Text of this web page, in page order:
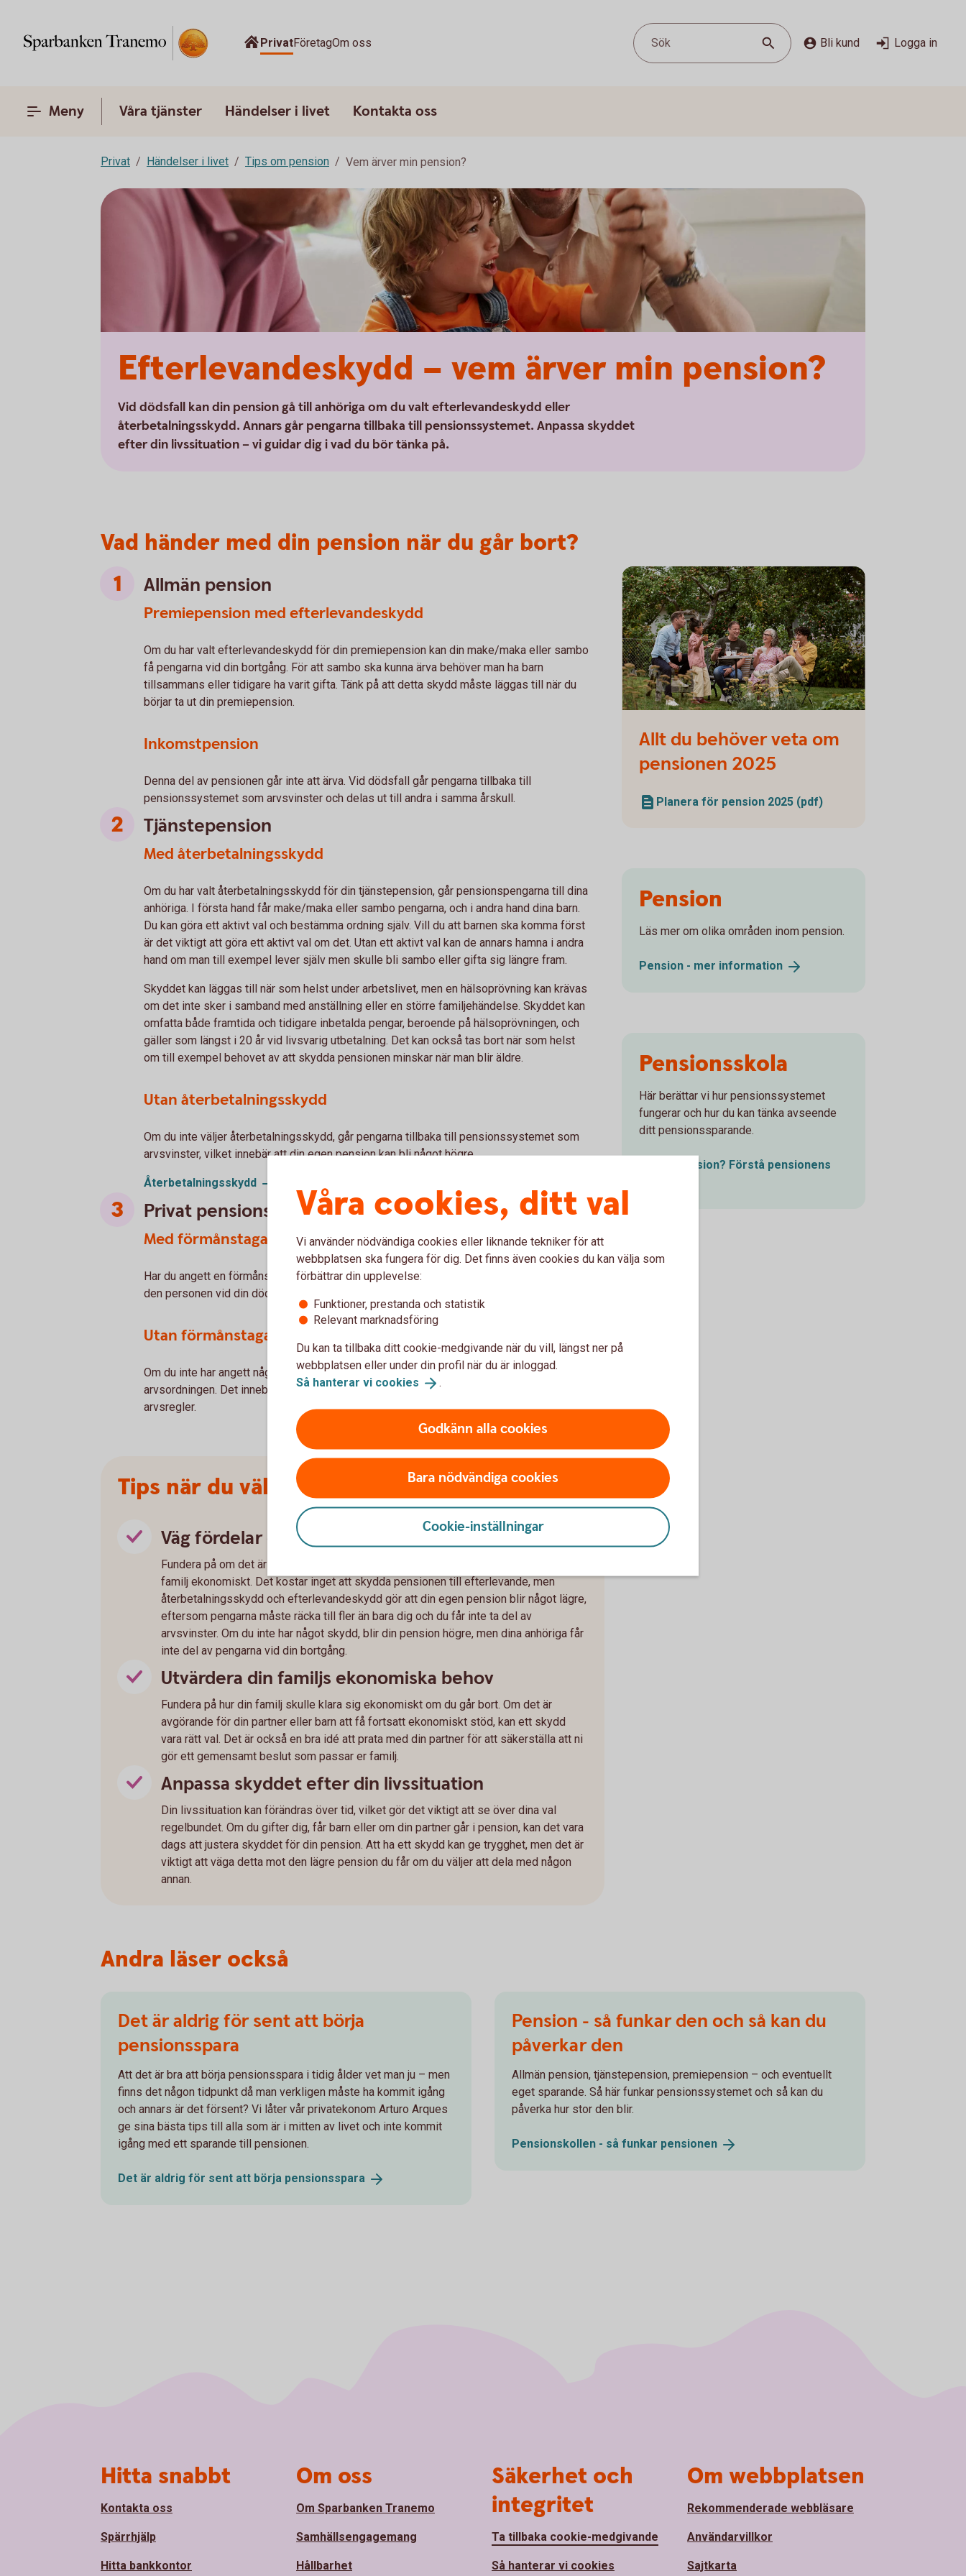
PrivatFöretagOm oss Sök Bli kund Logga in
Meny Våra tjänster Händelser i livet Kontakta oss
Privat Händelser i livet Tips om pension Vem ärver min pension?
Efterlevandeskydd – vem ärver min pension?
Vid dödsfall kan din pension gå till anhöriga om du valt efterlevandeskydd eller
återbetalningsskydd. Annars går pengarna tillbaka till pensionssystemet. Anpassa skyddet
efter din livssituation – vi guidar dig i vad du bör tänka på.
Vad händer med din pension när du går bort?
Allmän pension
Premiepension med efterlevandeskydd
Om du har valt efterlevandeskydd för din premiepension kan din make/maka eller sambo
få pengarna vid din bortgång. För att sambo ska kunna ärva behöver man ha barn
tillsammans eller tidigare ha varit gifta. Tänk på att detta skydd måste läggas till när du
börjar ta ut din premiepension.
Inkomstpension
Denna del av pensionen går inte att ärva. Vid dödsfall går pengarna tillbaka till
pensionssystemet som arvsvinster och delas ut till andra i samma årskull.
Tjänstepension
Med återbetalningsskydd
Om du har valt återbetalningsskydd för din tjänstepension, går pensionspengarna till dina
anhöriga. I första hand får make/maka eller sambo pengarna, och i andra hand dina barn.
Du kan göra ett aktivt val och bestämma ordning själv. Vill du att barnen ska komma först
är det viktigt att göra ett aktivt val om det. Utan ett aktivt val kan de annars hamna i andra
hand om man till exempel lever själv men skulle bli sambo eller gifta sig längre fram.
Skyddet kan läggas till när som helst under arbetslivet, men en hälsoprövning kan krävas
om det inte sker i samband med anställning eller en större familjehändelse. Skyddet kan
omfatta både framtida och tidigare inbetalda pengar, beroende på hälsoprövningen, och
gäller som längst i 20 år vid livsvarig utbetalning. Det kan också tas bort när som helst
om till exempel behovet av att skydda pensionen minskar när man blir äldre.
Utan återbetalningsskydd
Om du inte väljer återbetalningsskydd, går pengarna tillbaka till pensionssystemet som
arvsvinster, vilket innebär att din egen pension kan bli något högre.
Återbetalningsskydd
Privat pensionssparande
Med förmånstagare
Har du angett en förmånstagare i ditt privata pensionssparande går pengarna direkt till
den personen vid din död. Detta ger dig full kontroll över vem som får pengarna.
Utan förmånstagare
Om du inte har angett någon förmånstagare, fördelas pengarna enligt den vanliga
arvsordningen. Det innebär att dina anhöriga får pengarna i enlighet med gällande
arvsregler.
Tips när du väljer efterlevandeskydd
Väg fördelar och nackdelar med skyddet
Fundera på om det är viktigare för dig att ha en högre pension eller att skydda din
familj ekonomiskt. Det kostar inget att skydda pensionen till efterlevande, men
återbetalningsskydd och efterlevandeskydd gör att din egen pension blir något lägre,
eftersom pengarna måste räcka till fler än bara dig och du får inte ta del av
arvsvinster. Om du inte har något skydd, blir din pension högre, men dina anhöriga får
inte del av pengarna vid din bortgång.
Utvärdera din familjs ekonomiska behov
Fundera på hur din familj skulle klara sig ekonomiskt om du går bort. Om det är
avgörande för din partner eller barn att få fortsatt ekonomiskt stöd, kan ett skydd
vara rätt val. Det är också en bra idé att prata med din partner för att säkerställa att ni
gör ett gemensamt beslut som passar er familj.
Anpassa skyddet efter din livssituation
Din livssituation kan förändras över tid, vilket gör det viktigt att se över dina val
regelbundet. Om du gifter dig, får barn eller om din partner går i pension, kan det vara
dags att justera skyddet för din pension. Att ha ett skydd kan ge trygghet, men det är
viktigt att väga detta mot den lägre pension du får om du väljer att dela med någon
annan.
Allt du behöver veta om
pensionen 2025
Planera för pension 2025 (pdf)
Pension
Läs mer om olika områden inom pension.
Pension - mer information
Pensionsskola
Här berättar vi hur pensionssystemet
fungerar och hur du kan tänka avseende
ditt pensionssparande.
Vad är pension? Förstå pensionens
Andra läser också
Det är aldrig för sent att börja
pensionsspara
Att det är bra att börja pensionsspara i tidig ålder vet man ju – men
finns det någon tidpunkt då man verkligen måste ha kommit igång
och annars är det försent? Vi låter vår privatekonom Arturo Arques
ge sina bästa tips till alla som är i mitten av livet och inte kommit
igång med ett sparande till pensionen.
Det är aldrig för sent att börja pensionsspara
Pension - så funkar den och så kan du
påverkar den
Allmän pension, tjänstepension, premiepension – och eventuellt
eget sparande. Så här funkar pensionssystemet och så kan du
påverka hur stor den blir.
Pensionskollen - så funkar pensionen
Våra cookies, ditt val
Vi använder nödvändiga cookies eller liknande tekniker för att
webbplatsen ska fungera för dig. Det finns även cookies du kan välja som
förbättrar din upplevelse:
Funktioner, prestanda och statistik
Relevant marknadsföring
Du kan ta tillbaka ditt cookie-medgivande när du vill, längst ner på
webbplatsen eller under din profil när du är inloggad.
Så hanterar vi cookies .
Godkänn alla cookies
Bara nödvändiga cookies
Cookie-inställningar
Hitta snabbt
Kontakta oss
Spärrhjälp
Hitta bankkontor
Om oss
Om Sparbanken Tranemo
Samhällsengagemang
Hållbarhet
Säkerhet och
integritet
Ta tillbaka cookie-medgivande
Så hanterar vi cookies
Om webbplatsen
Rekommenderade webbläsare
Användarvillkor
Sajtkarta